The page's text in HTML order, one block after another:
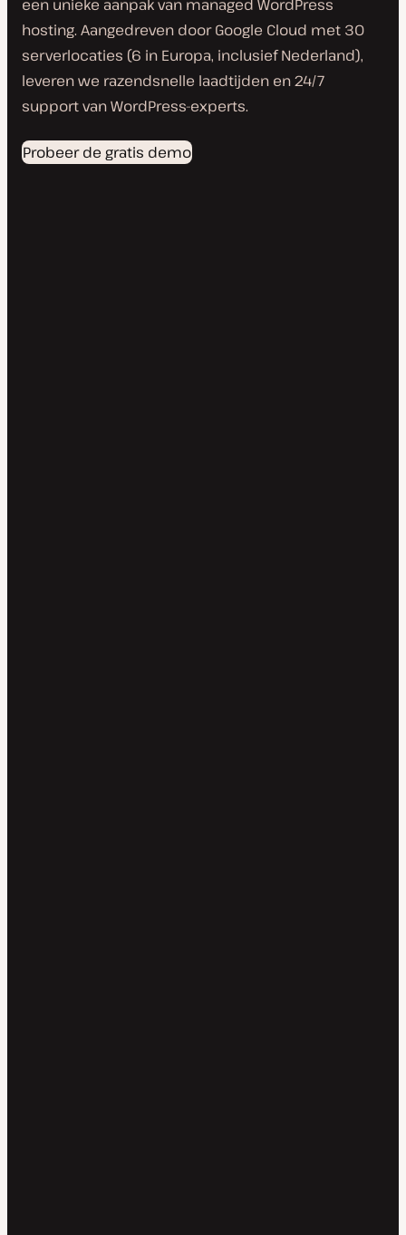
een unieke aanpak van managed WordPress
hosting. Aangedreven door Google Cloud met 30
serverlocaties (6 in Europa, inclusief Nederland),
leveren we razendsnelle laadtijden en 24/7
support van WordPress-experts.
Probeer de gratis demo